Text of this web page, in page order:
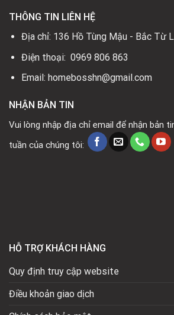
THÔNG TIN LIÊN HỆ
Địa chỉ: 136 Hồ Tùng Mậu - Bắc Từ
Điện thoại: 0969 806 863
Email: homebosshn@gmail.com
NHẬN BẢN TIN
Vui lòng nhập địa chỉ email để nhận bản
tuần của chúng tôi:
HỖ TRỢ KHÁCH HÀNG
Quy định truy cập website
Điều khoản giao dịch